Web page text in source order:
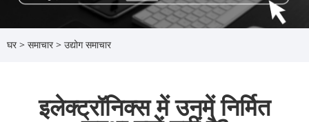
घर > समाचार> उद्योग समाचार
इलेक्ट्रॉनिक्स में उनमें निर्मित